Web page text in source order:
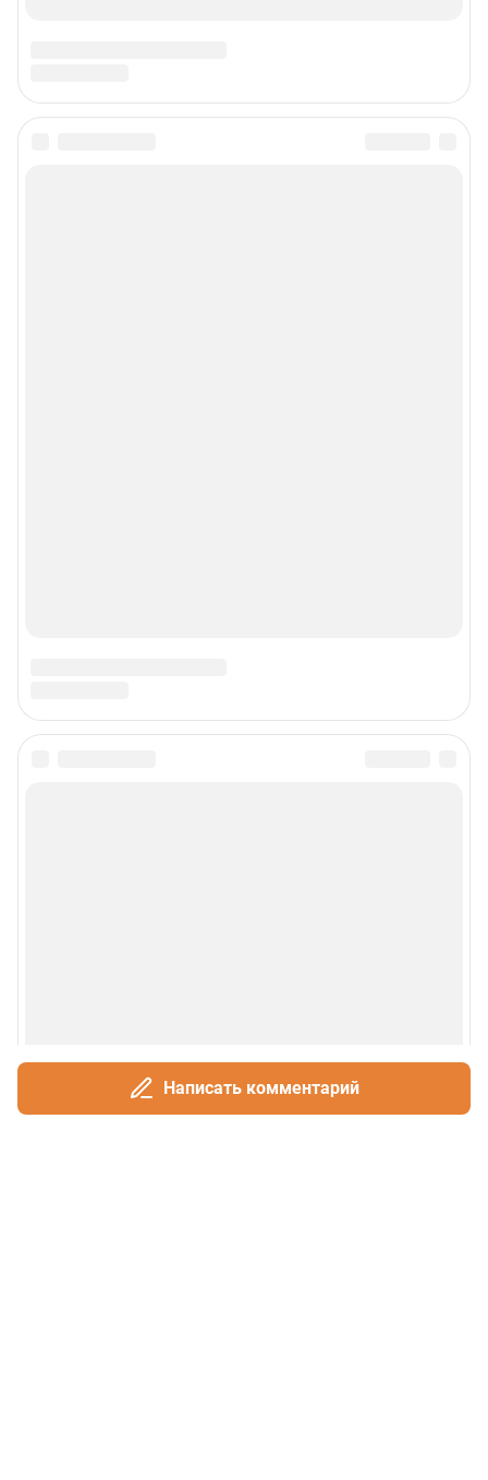
Написать комментарий